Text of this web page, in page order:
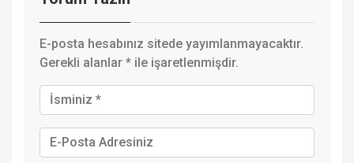
E-posta hesabınız sitede yayımlanmayacaktır.
Gerekli alanlar * ile işaretlenmişdir.